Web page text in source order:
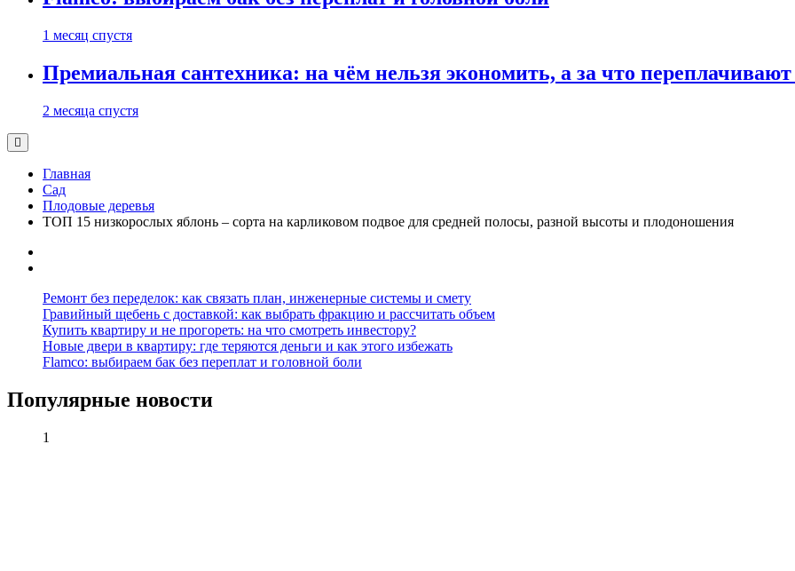
1 месяц спустя
Премиальная сантехника: на чём нельзя экономить, а за что переплачивают
2 месяца спустя
Главная
Сад
Плодовые деревья
ТОП 15 низкорослых яблонь – сорта на карликовом подвое для средней полосы, разной высоты и плодоношения
Ремонт без переделок: как связать план, инженерные системы и смету
Гравийный щебень с доставкой: как выбрать фракцию и рассчитать объем
Купить квартиру и не прогореть: на что смотреть инвестору?
Новые двери в квартиру: где теряются деньги и как этого избежать
Flamco: выбираем бак без переплат и головной боли
Популярные новости
1